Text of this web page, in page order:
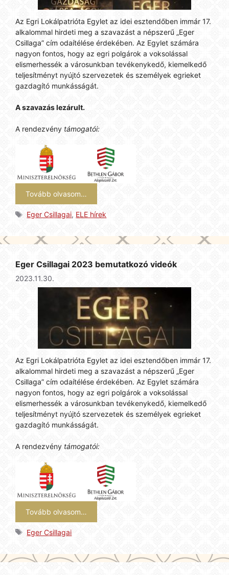
Az Egri Lokálpatrióta Egylet az idei esztendőben immár 17.
alkalommal hirdeti meg a szavazást a népszerű „Eger
Csillaga” cím odaítélése érdekében. Az Egylet számára
nagyon fontos, hogy az egri polgárok a voksolással
elismerhessék a városunkban tevékenykedő, kiemelkedő
teljesítményt nyújtó szervezetek és személyek egrieket
gazdagító munkásságát.
A szavazás lezárult.
A rendezvény támogatói:
Tovább olvasom…
Címkék
Eger Csillagai, ELE hírek
Eger Csillagai 2023 bemutatkozó videók
2023.11.30.
Az Egri Lokálpatrióta Egylet az idei esztendőben immár 17.
alkalommal hirdeti meg a szavazást a népszerű „Eger
Csillaga” cím odaítélése érdekében. Az Egylet számára
nagyon fontos, hogy az egri polgárok a voksolással
elismerhessék a városunkban tevékenykedő, kiemelkedő
teljesítményt nyújtó szervezetek és személyek egrieket
gazdagító munkásságát.
A rendezvény támogatói:
Tovább olvasom…
Címkék
Eger Csillagai